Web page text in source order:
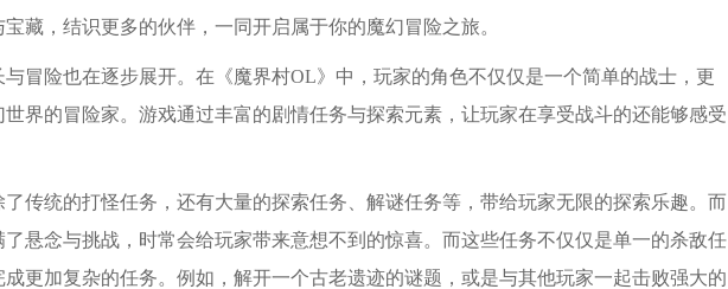
藏，结识更多的伙伴，一同开启属于你的魔幻冒险之旅。
冒险也在逐步展开。在《魔界村OL》中，玩家的角色不仅仅是一个简单的战士，更
界的冒险家。游戏通过丰富的剧情任务与探索元素，让玩家在享受战斗的还能够感受
传统的打怪任务，还有大量的探索任务、解谜任务等，带给玩家无限的探索乐趣。而
悬念与挑战，时常会给玩家带来意想不到的惊喜。而这些任务不仅仅是单一的杀敌任
更加复杂的任务。例如，解开一个古老遗迹的谜题，或是与其他玩家一起击败强大的